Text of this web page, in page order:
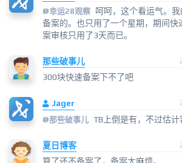
@幸运28观察 呵呵，这个看运气。
备案的。也只用了一个星期，期间快
案审核只用了3天而已。
那些破事儿
300块快速备案下不了吧
Jager
@那些破事儿 TB上倒是有，不过估计
夏日博客